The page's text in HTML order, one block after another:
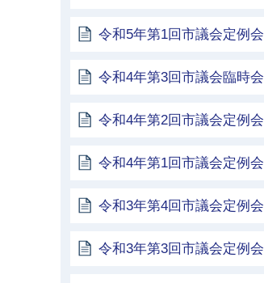
令和5年第1回市議会定例会
令和4年第3回市議会臨時会
令和4年第2回市議会定例会
令和4年第1回市議会定例会
令和3年第4回市議会定例会
令和3年第3回市議会定例会